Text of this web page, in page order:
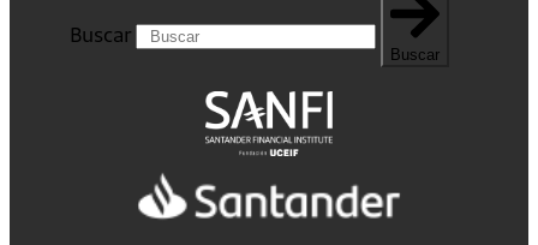
Buscar
Buscar